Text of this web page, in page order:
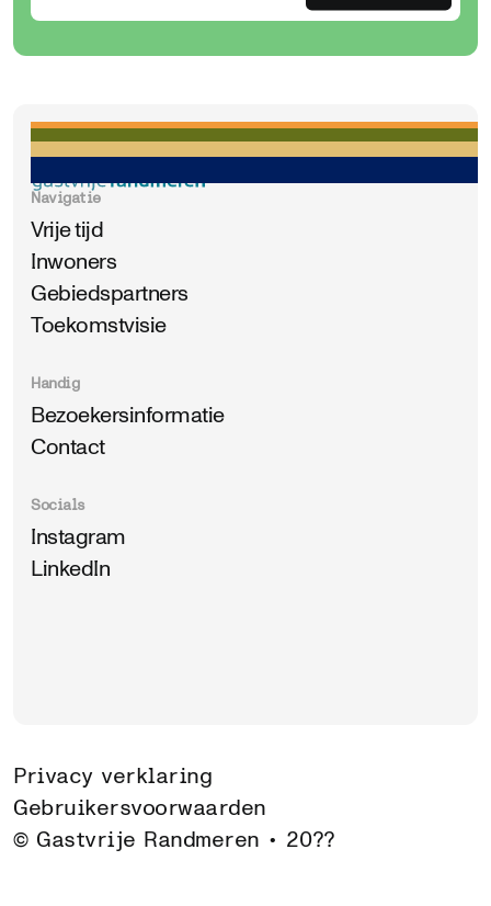
Navigatie
Vrije tijd
Inwoners
Gebiedspartners
Toekomstvisie
Handig
Bezoekersinformatie
Contact
Socials
Instagram
LinkedIn
Privacy verklaring
Gebruikersvoorwaarden
© Gastvrije Randmeren • 20??